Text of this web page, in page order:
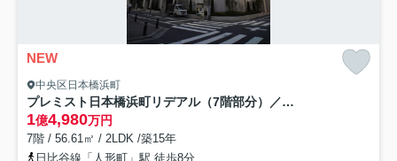
NEW
中央区日本橋浜町
プレミスト日本橋浜町リデアル（7階部分）／仲介手数料無料／新規フルリノベーション
1億4,980万円
7階 / 56.61㎡ / 2LDK /築15年
日比谷線「人形町」駅 徒歩8分